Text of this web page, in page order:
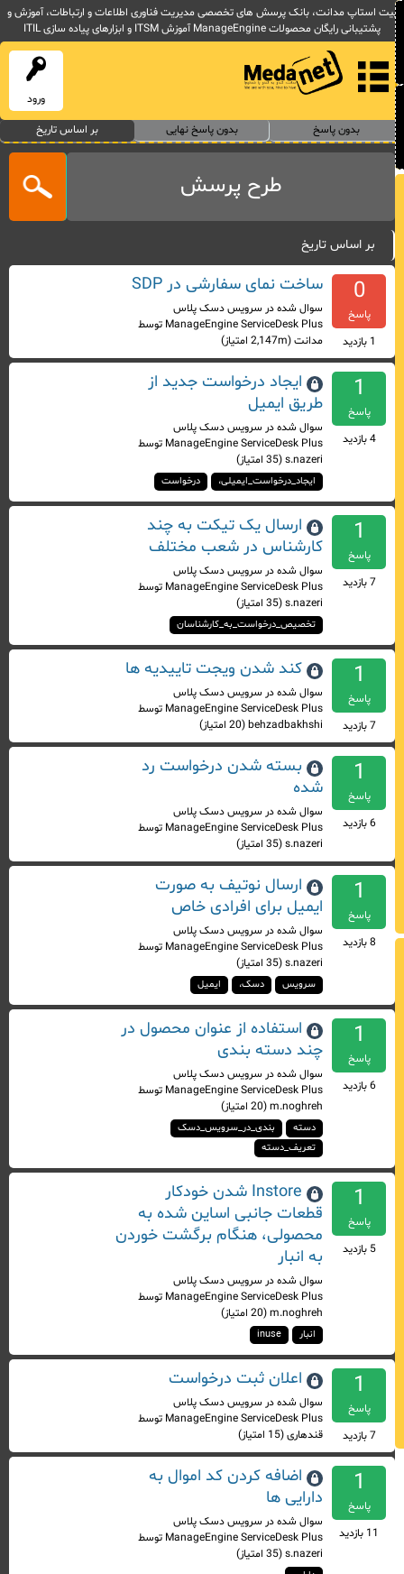
استاپ مدانت، بانک پرسش های تخصصی مدیریت فناوری اطلاعات و ارتباطات، آموزش و
پشتیبانی رایگان محصولات ManageEngine آموزش ITSM و ابزارهای پیاده سازی ITIL
ورود
بدون پاسخ بدون پاسخ نهایی بر اساس تاریخ
طرح پرسش
بر اساس تاریخ
0
پاسخ
بازدید
ساخت نمای سفارشی در SDP
سوال شدهدرسرویس دسک پلاس
ManageEngine ServiceDesk Plusتوسط
مدانت(
2,147mامتیاز)
پاسخ
بازدید
ایجاد درخواست جدید از
طریق ایمیل
سوال شدهدرسرویس دسک پلاس
ManageEngine ServiceDesk Plusتوسط
s.nazeri
(
35امتیاز)
ایجاد_درخواست_ایمیلی، درخواست
پاسخ
بازدید
ارسال یک تیکت به چند
کارشناس در شعب مختلف
سوال شدهدرسرویس دسک پلاس
ManageEngine ServiceDesk Plusتوسط
s.nazeri
(
35امتیاز)
تخصیص_درخواست_به_کارشناسان
پاسخ
بازدید
کند شدن ویجت تاییدیه ها
سوال شدهدرسرویس دسک پلاس
ManageEngine ServiceDesk Plusتوسط
behzadbakhshi
(
20امتیاز)
پاسخ
بازدید
بسته شدن درخواست رد
شده
سوال شدهدرسرویس دسک پلاس
ManageEngine ServiceDesk Plusتوسط
s.nazeri
(
35امتیاز)
پاسخ
بازدید
ارسال نوتیف به صورت
ایمیل برای افرادی خاص
سوال شدهدرسرویس دسک پلاس
ManageEngine ServiceDesk Plusتوسط
s.nazeri
(
35امتیاز)
سرویس دسک، ایمیل
پاسخ
بازدید
استفاده از عنوان محصول در
چند دسته بندی
سوال شدهدرسرویس دسک پلاس
ManageEngine ServiceDesk Plusتوسط
m.noghreh
(
20امتیاز)
دسته
بندی_در_سرویس_دسک
تعریف_دسته
پاسخ
بازدید
Instore شدن خودکار
قطعات جانبی اساین شده به
محصولی، هنگام برگشت خوردن
به انبار
سوال شدهدرسرویس دسک پلاس
ManageEngine ServiceDesk Plusتوسط
m.noghreh
(
20امتیاز)
انبار inuse
پاسخ
بازدید
اعلان ثبت درخواست
سوال شدهدرسرویس دسک پلاس
ManageEngine ServiceDesk Plusتوسط
قندهاری(
15امتیاز)
پاسخ
11بازدید
اضافه کردن کد اموال به
دارایی ها
سوال شدهدرسرویس دسک پلاس
ManageEngine ServiceDesk Plusتوسط
s.nazeri
(
35امتیاز)